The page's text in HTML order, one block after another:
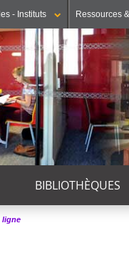
- Instituts Ressources
BIBLIOTHÈQUES
ligne